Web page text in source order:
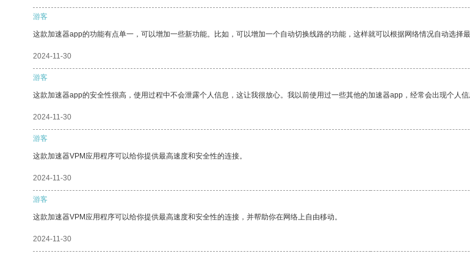
游客
这款加速器app的功能有点单一，可以增加一些新功能。比如，可以增加一个自动切换线路的功能，这样就可以根据网络情况自动选择
2024-11-30
游客
这款加速器app的安全性很高，使用过程中不会泄露个人信息，这让我很放心。我以前使用过一些其他的加速器app，经常会出现个人信
2024-11-30
游客
这款加速器VPM应用程序可以给你提供最高速度和安全性的连接。
2024-11-30
游客
这款加速器VPM应用程序可以给你提供最高速度和安全性的连接，并帮助你在网络上自由移动。
2024-11-30